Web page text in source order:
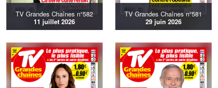
TV Grandes Chaînes n°582
11 juillet 2026
TV Grandes Chaînes n°581
29 juin 2026